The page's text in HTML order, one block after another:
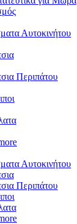
Αυτοκινήτου
Περιπάτου
Αυτοκινήτου
Περιπάτου